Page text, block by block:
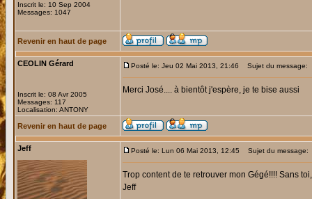
Inscrit le: 10 Sep 2004
Messages: 1047
Revenir en haut de page
CEOLIN Gérard
Inscrit le: 08 Avr 2005
Messages: 117
Localisation: ANTONY
Posté le: Jeu 02 Mai 2013, 21:46 Sujet du message:
Merci José.... à bientôt j'espère, je te bise aussi
Revenir en haut de page
Jeff Posté le: Lun 06 Mai 2013, 12:45 Sujet du message:
Trop content de te retrouver mon Gégé!!!! Sans
Jeff